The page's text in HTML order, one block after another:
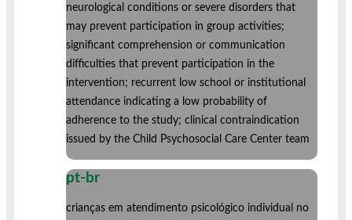
neurological conditions or severe disorders that
may prevent participation in group activities;
significant comprehension or communication
difficulties that prevent participation in the
intervention; recurrent low school or institutional
attendance indicating a low probability of
adherence to the study; clinical contraindication
issued by the Child Psychosocial Care Center team
pt-br
crianças em atendimento psicológico individual no